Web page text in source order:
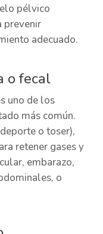
pélvico
prevenir
adecuado.
o fecal
uno de los
más común.
o toser),
retener gases y
embarazo,
o